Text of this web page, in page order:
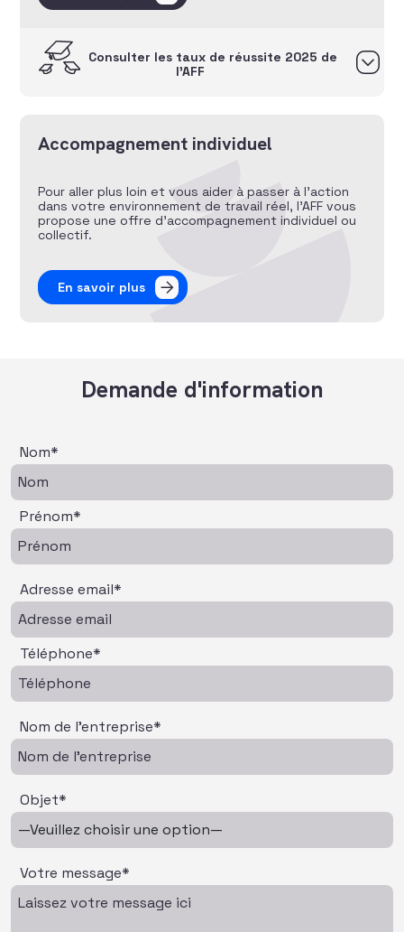
Consulter les taux de réussite 2025 de
l’AFF
Accompagnement individuel
Pour aller plus loin et vous aider à passer à l’action
dans votre environnement de travail réel, l’AFF vous
propose une offre d’accompagnement individuel ou
collectif.
En savoir plus
Demande d'information
Nom*
Prénom*
Adresse email*
Téléphone*
Nom de l'entreprise*
Objet*
Votre message*